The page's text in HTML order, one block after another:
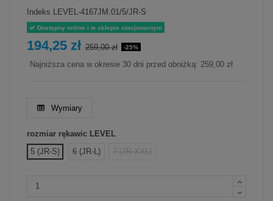
Indeks LEVEL-4167JM.01/5/JR-S
Dostępny online i w sklepie stacjonarnym
194,25 zł 259,00 zł -25%
Najniższa cena w okresie 30 dni przed obniżką: 259,00 zł
Wymiary
rozmiar rękawic LEVEL
5 (JR-S)
6 (JR-L) 7 (JR-XXL)